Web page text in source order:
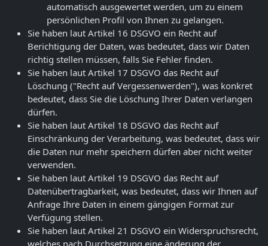
automatisch ausgewertet werden, um zu einem
persönlichen Profil von Ihnen zu gelangen.
Sie haben laut Artikel 16 DSGVO ein Recht auf
Berichtigung der Daten, was bedeutet, dass wir Daten
richtig stellen müssen, falls Sie Fehler finden.
Sie haben laut Artikel 17 DSGVO das Recht auf
Löschung ("Recht auf Vergessenwerden"), was konkret
bedeutet, dass Sie die Löschung Ihrer Daten verlangen
dürfen.
Sie haben laut Artikel 18 DSGVO das Recht auf
Einschränkung der Verarbeitung, was bedeutet, dass wir
die Daten nur mehr speichern dürfen aber nicht weiter
verwenden.
Sie haben laut Artikel 19 DSGVO das Recht auf
Datenübertragbarkeit, was bedeutet, dass wir Ihnen auf
Anfrage Ihre Daten in einem gängigen Format zur
Verfügung stellen.
Sie haben laut Artikel 21 DSGVO ein Widerspruchsrecht,
welches nach Durchsetzung eine änderung der